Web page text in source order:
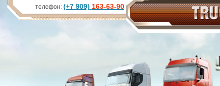
телефон: (+7 909) 163-63-90